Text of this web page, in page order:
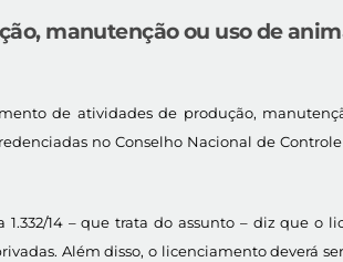
manutenção ou uso de
de atividades de produção,
no Conselho Nacional de
14 – que trata do assunto – diz que o
Além disso, o licenciamento deverá